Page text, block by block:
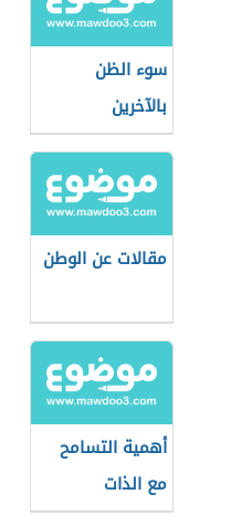
سوء الظن
بالآخرين
مقالات عن الوطن
أهمية التسامح
مع الذات